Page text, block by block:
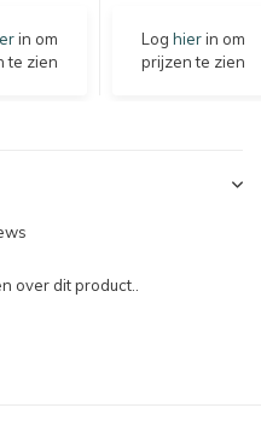
in om
te zien
Log hierin om
prijzen te zien
over dit product..